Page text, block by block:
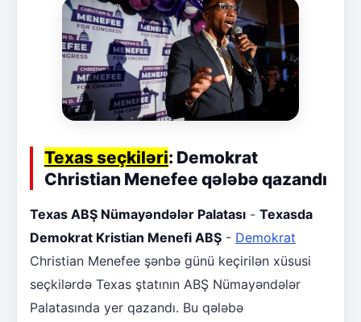
Texas seçkiləri: Demokrat
Christian Menefee qələbə qazandı
Texas ABŞ Nümayəndələr Palatası - Texasda
Demokrat Kristian Menefi ABŞ - Demokrat
Christian Menefee şənbə günü keçirilən xüsusi
seçkilərdə Texas ştatının ABŞ Nümayəndələr
Palatasında yer qazandı. Bu qələbə